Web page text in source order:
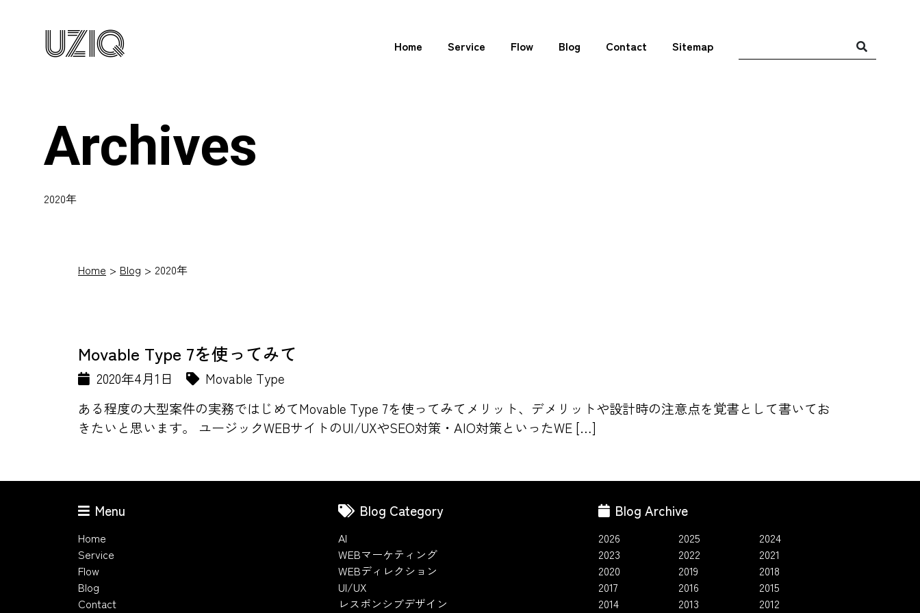
UZIQ Home Service Flow Blog Contact Sitemap
Archives
2020年
Home Blog 2020年
Movable Type 7を使ってみて
2020年4月1日
Movable Type
ある程度の大型案件の実務ではじめてMovable Type 7を使ってみてメリット、デメリットや設計時の注意点を覚書として書いてお
きたいと思います。 ユージックWEBサイトのUI/UXやSEO対策・AIO対策といったWE […]
Menu
Home
Service
Flow
Blog
Contact
Blog Category
AI
WEBマーケティング
WEBディレクション
UI/UX
レスポンシブデザイン
Blog Archive
2026 2025
2024
2023
2022
2021
2020
2019
2018
2017
2016
2015
2014
2013
2012